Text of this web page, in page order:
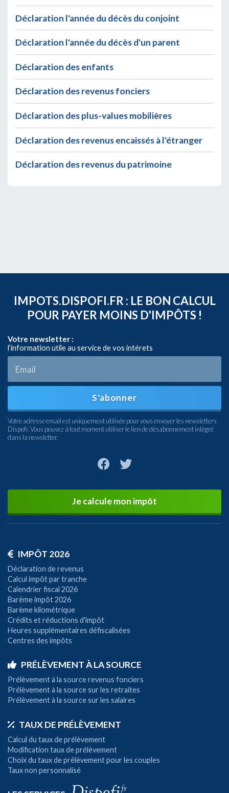
Déclaration l'année du décès du conjoint
Déclaration l'année du décès d'un parent
Déclaration des enfants
Déclaration des revenus fonciers
Déclaration des plus-values mobilières
Déclaration des revenus encaissés à l'étranger
Déclaration des revenus du patrimoine
IMPOTS.DISPOFI.FR : LE BON CALCUL
POUR PAYER MOINS D'IMPÔTS !
Votre newsletter :
l’information utile au service de vos intérets
S'abonner
Votre adresse email est uniquement utilisée pour vous envoyer les newsletters
Dispofi. Vous pouvez à tout moment utiliser le lien de désabonnement intégré
dans la newsletter.
Je calcule mon impôt
IMPÔT 2026
Déclaration de revenus
Calcul impôt par tranche
Calendrier fiscal 2026
Barème impôt 2026
Barème kilométrique
Crédits et réductions d'impôt
Heures supplémentaires défiscalisées
Centres des impôts
PRÉLÈVEMENT À LA SOURCE
Prélèvement à la source revenus fonciers
Prélèvement à la source sur les retraites
Prélèvement à la source sur les salaires
TAUX DE PRÉLÈVEMENT
Calcul du taux de prélèvement
Modification taux de prélèvement
Choix du taux de prélèvement pour les couples
Taux non personnalisé